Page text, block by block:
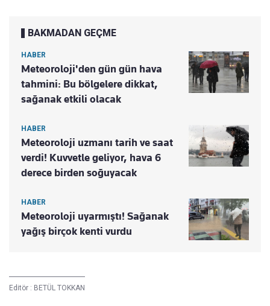
BAKMADAN GEÇME
HABER
Meteoroloji'den gün gün hava
tahmini: Bu bölgelere dikkat,
sağanak etkili olacak
HABER
Meteoroloji uzmanı tarih ve saat
verdi! Kuvvetle geliyor, hava 6
derece birden soğuyacak
HABER
Meteoroloji uyarmıştı! Sağanak
yağış birçok kenti vurdu
Editör : BETÜL TOKKAN